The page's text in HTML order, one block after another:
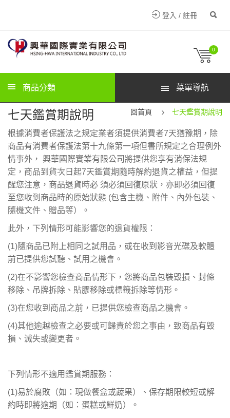
登入 / 註冊
0
商品分類 菜單導航
七天鑑賞期說明 回首頁 七天鑑賞期說明
根據消費者保護法之規定業者須提供消費者7天猶豫期，除
商品有消費者保護法第十九條第一項但書所規定之合理例外
情事外， 興華國際實業有限公司將提供您享有消保法規
定，商品到貨次日起7天鑑賞期隨時解約退貨之權益，但提
醒您注意，商品退貨時必 須必須回復原狀，亦即必須回復
至您收到商品時的原始狀態 (包含主機、附件、內外包裝、
隨機文件、贈品等）。
此外，下列情形可能影響您的退貨權限：
(1)隨商品已附上相同之試用品，或在收到影音光碟及軟體
前已提供您試聽、試用之機會。
(2)在不影響您檢查商品情形下，您將商品包裝毀損、封條
移除、吊牌拆除、貼膠移除或標籤拆除等情形。
(3)在您收到商品之前，已提供您檢查商品之機會。
(4)其他逾越檢查之必要或可歸責於您之事由，致商品有毀
損、滅失或變更者。
下列情形不適用鑑賞期服務：
(1)易於腐敗（如：現做餐盒或蔬果）、保存期限較短或解
約時即將逾期（如：蛋糕或鮮奶）。